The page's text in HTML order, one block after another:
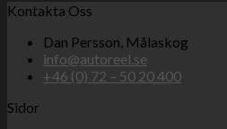
Kontakta Oss
Dan Persson, Målaskog
info@autoreel.se
+46 (0) 72 – 50 20 400
Sidor